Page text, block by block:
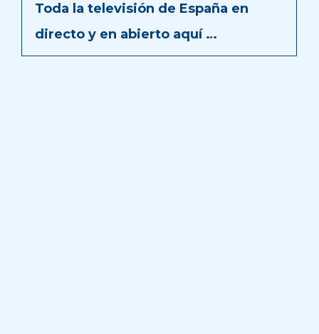
Toda la televisión de España en
directo y en abierto aquí …